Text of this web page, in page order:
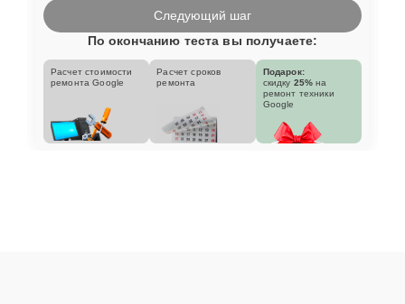
Следующий шаг
По окончанию теста вы получаете:
Расчет стоимости
ремонта Google
Расчет сроков
ремонта
Подарок:
скидку 25% на
ремонт техники
Google